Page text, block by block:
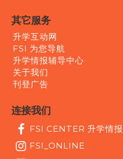
其它服务
升学互动网
FSI 为您导航
升学情报辅导中心
关于我们
刊登广告
连接我们
FSI CENTER 升学情报
FSI_ONLINE